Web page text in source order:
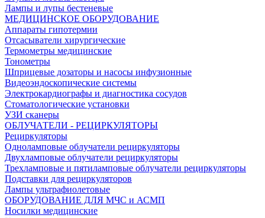
Лампы и лупы бестеневые
МЕДИЦИНСКОЕ ОБОРУДОВАНИЕ
Аппараты гипотермии
Отсасыватели хирургические
Термометры медицинские
Тонометры
Шприцевые дозаторы и насосы инфузионные
Видеоэндоскопические системы
Электрокардиографы и диагностика сосудов
Стоматологические установки
УЗИ сканеры
ОБЛУЧАТЕЛИ - РЕЦИРКУЛЯТОРЫ
Рециркуляторы
Одноламповые облучатели рециркуляторы
Двухламповые облучатели рециркуляторы
Трехламповые и пятиламповые облучатели рециркуляторы
Подставки для рециркуляторов
Лампы ультрафиолетовые
ОБОРУДОВАНИЕ ДЛЯ МЧС и АСМП
Носилки медицинские